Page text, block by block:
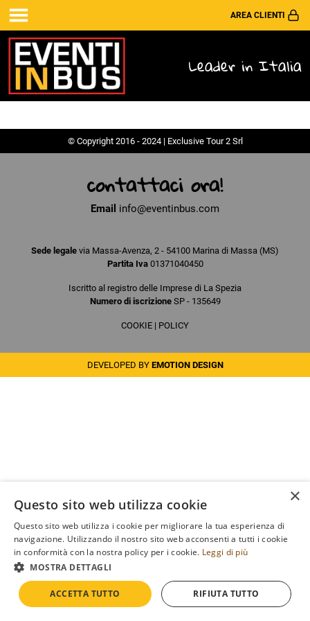
AREA CLIENTI
Leader in Italia
© Copyright 2016 - 2024 | Exclusive Tour 2 Srl
contattaci ora!
Email info@eventinbus.com
Sede legale via Massa-Avenza, 2 - 54100 Marina di Massa (MS)
Partita Iva01371040450
Iscritto al registro delle Imprese di La Spezia
Numero di iscrizioneSP - 135649
COOKIE | POLICY
DEVELOPED BY EMOTION DESIGN
×
Questo sito web utilizza cookie
Questo sito web utilizza i cookie per migliorare la tua esperienza di
navigazione. Utilizzando il nostro sito web acconsenti a tutti i cookie
in conformità con la nostra policy per i cookie. Leggi di più
MOSTRA DETTAGLI
ACCETTA TUTTO RIFIUTA TUTTO